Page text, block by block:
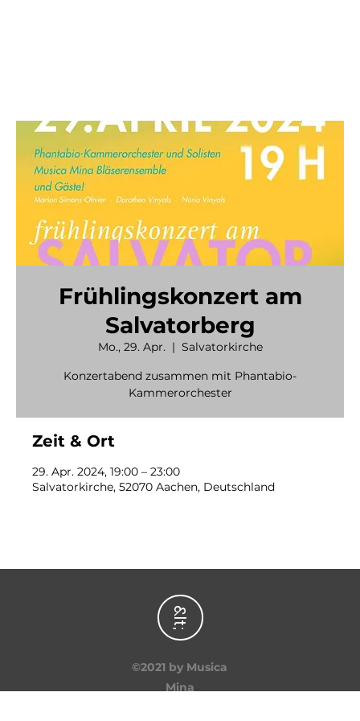
Frühlingskonzert am
Salvatorberg
Mo., 29. Apr.
  |
Salvatorkirche
Konzertabend zusammen mit Phantabio-
Kammerorchester
Zeit & Ort
29. Apr. 2024, 19:00 – 23:00
Salvatorkirche, 52070 Aachen, Deutschland
©2021 by Musica
Mina
&lt;